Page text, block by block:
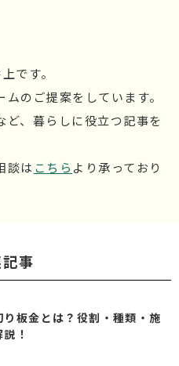
です。
のご提案をしています。
、暮らしに役立つ記事を
談は こちら より承っており
事
り板金とは？役割・種類・施
！